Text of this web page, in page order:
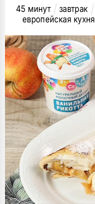
45 минут завтрак
европейская кухня